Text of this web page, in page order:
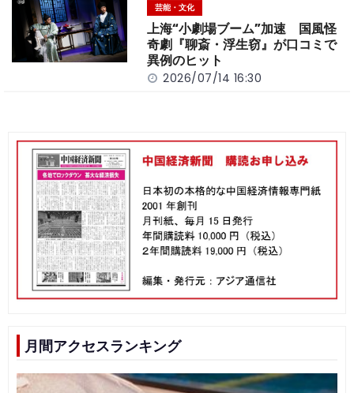
芸能・文化
上海“小劇場ブーム”加速 国風怪
奇劇『聊斎・浮生窃』が口コミで
異例のヒット
2026/07/14 16:30
月間アクセスランキング